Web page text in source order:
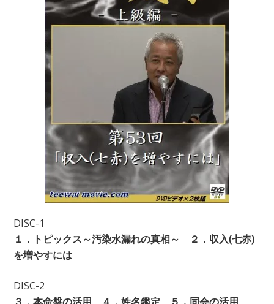
DISC-1
１．トピックス～汚染水漏れの真相～ ２．収入(七赤)
を増やすには
DISC-2